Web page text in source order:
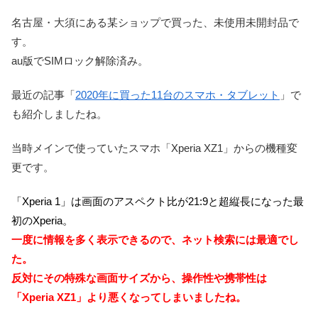
名古屋・大須にある某ショップで買った、未使用未開封品で
す。
au版でSIMロック解除済み。
最近の記事「2020年に買った11台のスマホ・タブレット 」で
も紹介しましたね。
当時メインで使っていたスマホ「Xperia XZ1」からの機種変
更です。
「Xperia 1」は画面のアスペクト比が21:9と超縦長になった最
初のXperia。
一度に情報を多く表示できるので、ネット検索には最適でし
た。
反対にその特殊な画面サイズから、操作性や携帯性は
「Xperia XZ1」より悪くなってしまいましたね。